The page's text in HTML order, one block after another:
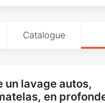
Catalogue
un lavage autos,
en